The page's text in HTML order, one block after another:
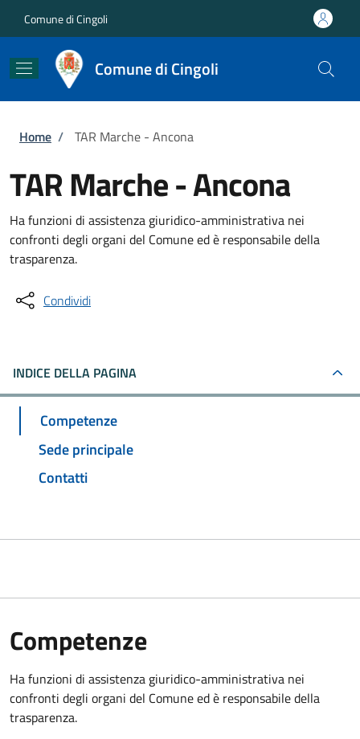
Comune di Cingoli
Comune di Cingoli
Briciole di pane
Home / TAR Marche - Ancona
TAR Marche - Ancona
Ha funzioni di assistenza giuridico-amministrativa nei
confronti degli organi del Comune ed è responsabile della
trasparenza.
Condividi
INDICE DELLA PAGINA
Competenze
Sede principale
Contatti
Competenze
Ha funzioni di assistenza giuridico-amministrativa nei
confronti degli organi del Comune ed è responsabile della
trasparenza.